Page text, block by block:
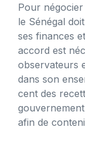
Pour
le Sénégal
ses finances
accord est
observateurs
dans son
cent des
afin de